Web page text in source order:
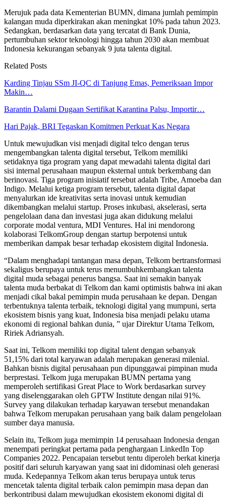
Merujuk pada data Kementerian BUMN, dimana jumlah pemimpin
kalangan muda diperkirakan akan meningkat 10% pada tahun 2023.
Sedangkan, berdasarkan data yang tercatat di Bank Dunia,
pertumbuhan sektor teknologi hingga tahun 2030 akan membuat
Indonesia kekurangan sebanyak 9 juta talenta digital.
Related Posts
Karding Tinjau SSm JI-QC di Tanjung Emas, Pemeriksaan Impor
Makin…
Barantin Dalami Dugaan Sertifikat Karantina Palsu, Importir…
Hari Pajak, BRI Tegaskan Komitmen Perkuat Kas Negara
Untuk mewujudkan visi menjadi digital telco dengan terus
mengembangkan talenta digital tersebut, Telkom memiliki
setidaknya tiga program yang dapat mewadahi talenta digital dari
sisi internal perusahaan maupun eksternal untuk berkembang dan
berinovasi. Tiga program inisiatif tersebut adalah Tribe, Amoeba dan
Indigo. Melalui ketiga program tersebut, talenta digital dapat
menyalurkan ide kreativitas serta inovasi untuk kemudian
dikembangkan melalui startup. Proses inkubasi, akselerasi, serta
pengelolaan dana dan investasi juga akan didukung melalui
corporate modal ventura, MDI Ventures. Hal ini mendorong
kolaborasi TelkomGroup dengan startup berpotensi untuk
memberikan dampak besar terhadap ekosistem digital Indonesia.
“Dalam menghadapi tantangan masa depan, Telkom bertransformasi
sekaligus berupaya untuk terus menumbuhkembangkan talenta
digital muda sebagai penerus bangsa. Saat ini semakin banyak
talenta muda berbakat di Telkom dan kami optimistis bahwa ini akan
menjadi cikal bakal pemimpin muda perusahaan ke depan. Dengan
terbentuknya talenta terbaik, teknologi digital yang mumpuni, serta
ekosistem bisnis yang kuat, Indonesia bisa menjadi pelaku utama
ekonomi di regional bahkan dunia, ” ujar Direktur Utama Telkom,
Ririek Adriansyah.
Saat ini, Telkom memiliki top digital talent dengan sebanyak
51,15% dari total karyawan adalah merupakan generasi milenial.
Bahkan bisnis digital perusahaan pun dipunggawai pimpinan muda
berprestasi. Telkom juga merupakan BUMN pertama yang
memperoleh sertifikasi Great Place to Work berdasarkan survey
yang diselenggarakan oleh GPTW Institute dengan nilai 91%.
Survey yang dilakukan terhadap karyawan tersebut menandakan
bahwa Telkom merupakan perusahaan yang baik dalam pengelolaan
sumber daya manusia.
Selain itu, Telkom juga memimpin 14 perusahaan Indonesia dengan
menempati peringkat pertama pada penghargaan LinkedIn Top
Companies 2022. Pencapaian tersebut tentu diperoleh berkat kinerja
positif dari seluruh karyawan yang saat ini didominasi oleh generasi
muda. Kedepannya Telkom akan terus berupaya untuk terus
mencetak talenta digital terbaik calon pemimpin masa depan dan
berkontribusi dalam mewujudkan ekosistem ekonomi digital di